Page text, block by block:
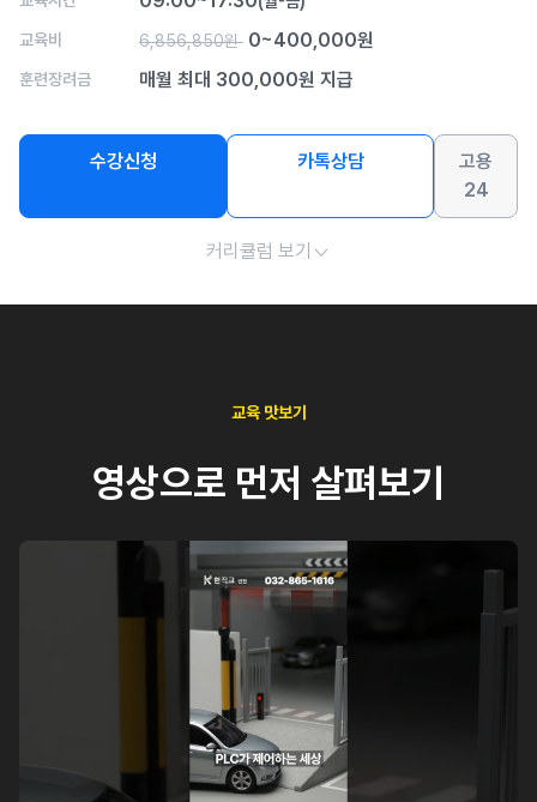
교육비
6,856,850원 0~400,000원
훈련장려금 매월 최대 300,000원 지급
수강신청 카톡상담
고용
24
커리큘럼 보기
교육 맛보기
영상으로 먼저 살펴보기